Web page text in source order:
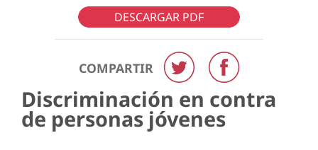
DESCARGAR PDF
COMPARTIR
Discriminación en contra
de personas jóvenes